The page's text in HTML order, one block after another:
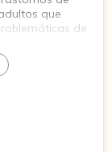
que
de